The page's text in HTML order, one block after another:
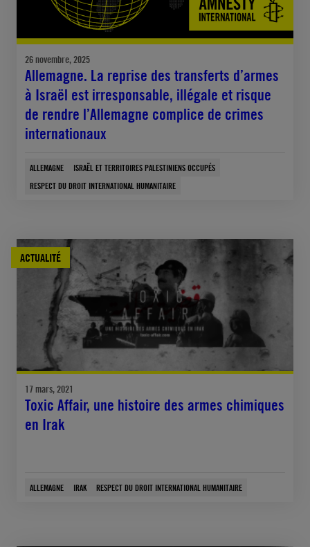
26 novembre, 2025
Allemagne. La reprise des transferts d’armes
à Israël est irresponsable, illégale et risque
de rendre l’Allemagne complice de crimes
internationaux
ALLEMAGNE
ISRAËL ET TERRITOIRES PALESTINIENS OCCUPÉS
RESPECT DU DROIT INTERNATIONAL HUMANITAIRE
ACTUALITÉ
17 mars, 2021
Toxic Affair, une histoire des armes chimiques
en Irak
ALLEMAGNE IRAK RESPECT DU DROIT INTERNATIONAL HUMANITAIRE